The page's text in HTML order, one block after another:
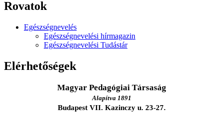
Rovatok
Egészségnevelés
Egészségnevelési hírmagazin
Egészségnevelési Tudástár
Elérhetőségek
Magyar Pedagógiai Társaság
Alapítva 1891
Budapest VII. Kazinczy u. 23-27.